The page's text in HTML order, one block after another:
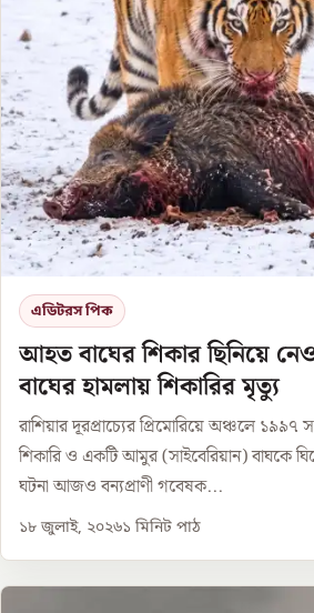
এডিটরস পিক
আহত বাঘের শিকার ছিনিয়ে
বাঘের হামলায় শিকারির মৃত্যু
রাশিয়ার দূরপ্রাচ্যের প্রিমোরিয়ে অঞ্চলে ১৯৯৭
শিকারি ও একটি আমুর (সাইবেরিয়ান) বাঘকে
ঘটনা আজও বন্যপ্রাণী গবেষক...
১৮ জুলাই, ২০২৬১ মিনিট পাঠ